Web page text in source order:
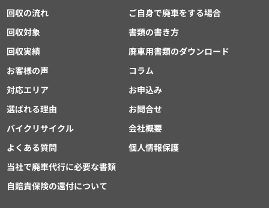
回収の流れ
回収対象
回収実績
お客様の声
対応エリア
選ばれる理由
バイクリサイクル
よくある質問
当社で廃車代行に必要な書類
自賠責保険の還付について
ご自身で廃車をする場合
書類の書き方
廃車用書類のダウンロード
コラム
お申込み
お問合せ
会社概要
個人情報保護